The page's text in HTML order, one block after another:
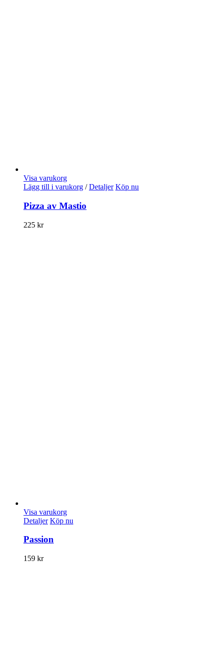
Visa varukorg
Lägg till i varukorg / Detaljer Köp nu
Pizza av Mastio
225 kr
Visa varukorg
Detaljer Köp nu
Passion
159 kr